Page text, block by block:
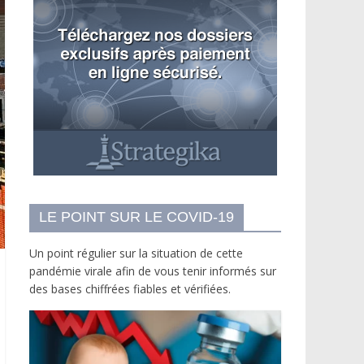
LE POINT SUR LE COVID-19
Un point régulier sur la situation de cette
pandémie virale afin de vous tenir informés sur
des bases chiffrées fiables et vérifiées.